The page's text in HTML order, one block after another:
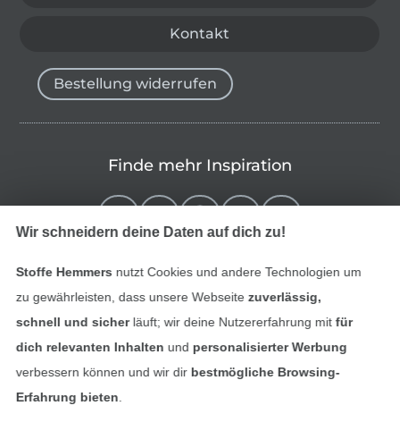
Kontakt
Bestellung widerrufen
Finde mehr Inspiration
Wir schneidern deine Daten auf dich zu!
Stoffe Hemmers nutzt Cookies und andere Technologien um
zu gewährleisten, dass unsere Webseite zuverlässig,
schnell und sicherläuft; wir deine Nutzererfahrung mitfür
dich relevanten Inhalten und personalisierter Werbung
verbessern können und wir dir bestmögliche Browsing-
Erfahrung bieten